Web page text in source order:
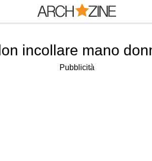
incollare mano
Pubblicità